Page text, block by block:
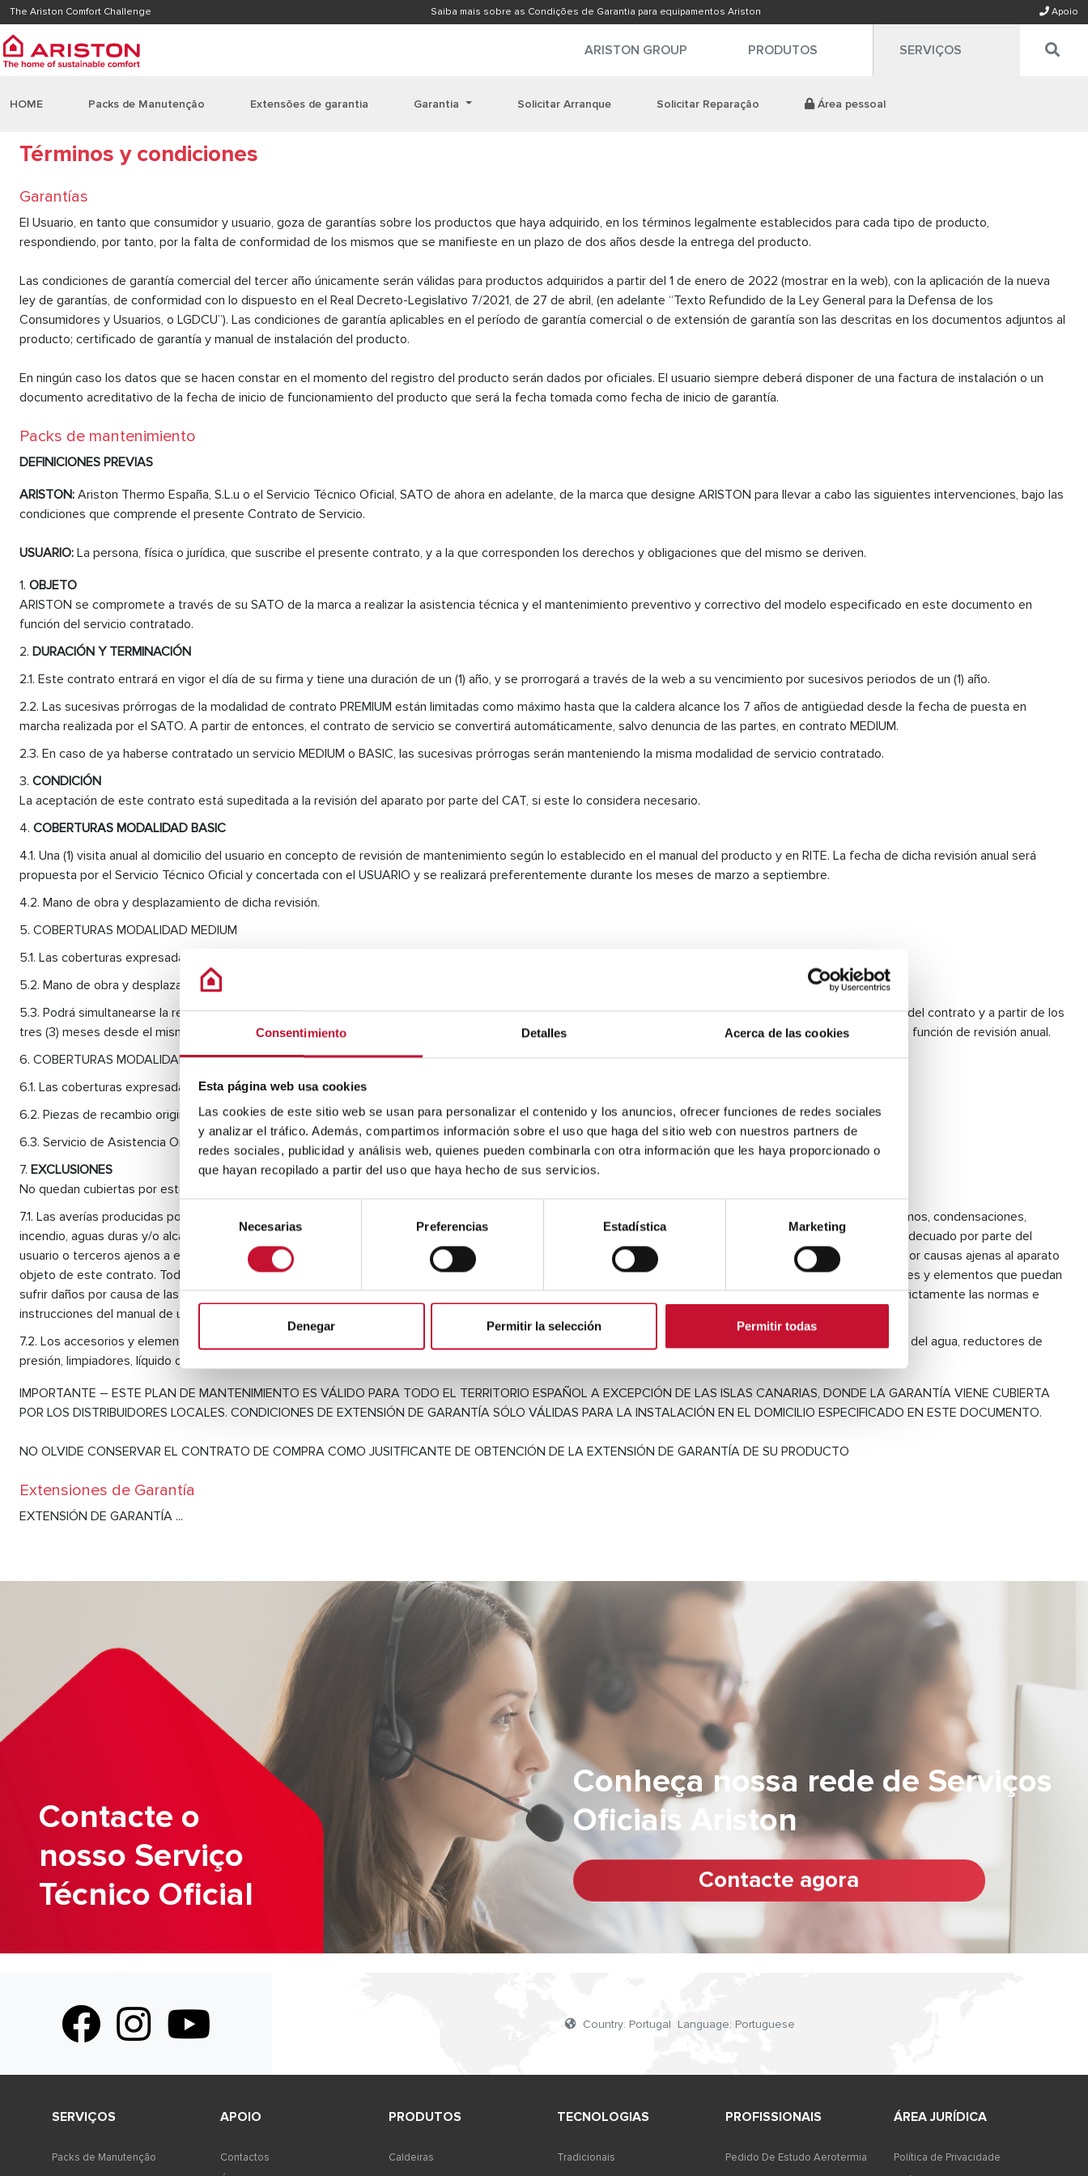
Consentimiento Detalles Acerca de las cookies
Esta página web usa cookies
Las cookies de este sitio web se usan para personalizar el contenido y los anuncios, ofrecer funciones de redes sociales
y analizar el tráfico. Además, compartimos información sobre el uso que haga del sitio web con nuestros partners de
redes sociales, publicidad y análisis web, quienes pueden combinarla con otra información que les haya proporcionado o
que hayan recopilado a partir del uso que haya hecho de sus servicios.
consentimiento
Necesarias Preferencias Estadística Marketing
Denegar Permitir la selección Permitir todas
The Ariston Comfort Challenge Saiba mais sobre as Condições de Garantia para equipamentos Ariston Apoio
ARISTON GROUP PRODUTOS SERVIÇOS
HOME Packs de Manutenção Extensões de garantia Garantia Solicitar Arranque Solicitar Reparação Área pessoal
Términos y condiciones
Garantías
El Usuario, en tanto que consumidor y usuario, goza de garantías sobre los productos que haya adquirido, en los términos legalmente establecidos para cada tipo de producto,
respondiendo, por tanto, por la falta de conformidad de los mismos que se manifieste en un plazo de dos años desde la entrega del producto.
Las condiciones de garantía comercial del tercer año únicamente serán válidas para productos adquiridos a partir del 1 de enero de 2022 (mostrar en la web), con la aplicación de la nueva
ley de garantías, de conformidad con lo dispuesto en el Real Decreto-Legislativo 7/2021, de 27 de abril, (en adelante “Texto Refundido de la Ley General para la Defensa de los
Consumidores y Usuarios, o LGDCU”). Las condiciones de garantía aplicables en el período de garantía comercial o de extensión de garantía son las descritas en los documentos adjuntos al
producto; certificado de garantía y manual de instalación del producto.
En ningún caso los datos que se hacen constar en el momento del registro del producto serán dados por oficiales. El usuario siempre deberá disponer de una factura de instalación o un
documento acreditativo de la fecha de inicio de funcionamiento del producto que será la fecha tomada como fecha de inicio de garantía.
Packs de mantenimiento
DEFINICIONES PREVIAS
ARISTON: Ariston Thermo España, S.L.u o el Servicio Técnico Oficial, SATO de ahora en adelante, de la marca que designe ARISTON para llevar a cabo las siguientes intervenciones, bajo las
condiciones que comprende el presente Contrato de Servicio.
USUARIO: La persona, física o jurídica, que suscribe el presente contrato, y a la que corresponden los derechos y obligaciones que del mismo se deriven.
OBJETO
ARISTON se compromete a través de su SATO de la marca a realizar la asistencia técnica y el mantenimiento preventivo y correctivo del modelo especificado en este documento en
función del servicio contratado.
DURACIÓN Y TERMINACIÓN
Este contrato entrará en vigor el día de su firma y tiene una duración de un (1) año, y se prorrogará a través de la web a su vencimiento por sucesivos periodos de un (1) año.
Las sucesivas prórrogas de la modalidad de contrato PREMIUM están limitadas como máximo hasta que la caldera alcance los 7 años de antigüedad desde la fecha de puesta en
marcha realizada por el SATO. A partir de entonces, el contrato de servicio se convertirá automáticamente, salvo denuncia de las partes, en contrato MEDIUM.
En caso de ya haberse contratado un servicio MEDIUM o BASIC, las sucesivas prórrogas serán manteniendo la misma modalidad de servicio contratado.
CONDICIÓN
La aceptación de este contrato está supeditada a la revisión del aparato por parte del CAT, si este lo considera necesario.
COBERTURAS MODALIDAD BASIC
Una (1) visita anual al domicilio del usuario en concepto de revisión de mantenimiento según lo establecido en el manual del producto y en RITE. La fecha de dicha revisión anual será
propuesta por el Servicio Técnico Oficial y concertada con el USUARIO y se realizará preferentemente durante los meses de marzo a septiembre.
Mano de obra y desplazamiento de dicha revisión.
COBERTURAS MODALIDAD MEDIUM
Las coberturas expresadas en el punto 4.
Mano de obra y desplazamiento de las averías.
Podrá simultanearse la revisión anual con cualquier trabajo de reparación de averías, siempre que surja en los tres (3) meses anteriores al vencimiento anual del contrato y a partir de los
tres (3) meses desde el mismo. Se establece dicho marco temporal para favorecer que las revisiones estén suficientemente distanciadas como para cumplir su función de revisión anual.
COBERTURAS MODALIDAD PREMIUM
Las coberturas expresadas en el punto 5.
Piezas de recambio originales incluidas.
Servicio de Asistencia Online y gestión en remoto a través del SATO mediante la conectividad de su producto.
EXCLUSIONES
No quedan cubiertas por este contrato y, por tanto, quedan excluidas:
Las averías producidas por las siguientes causas: Cualquier supuesto de fuerza mayor, por ejemplo; inundación, congelación, entrada de aguas, revoco de humos, condensaciones,
incendio, aguas duras y/o alcalinas o análogas, descargas eléctricas y/o alteraciones en el suministro eléctrico, de agua o de combustible. Negligencias o uso inadecuado por parte del
usuario o terceros ajenos a este contrato. Corrosión o rotura de todo material no suministrado con el aparato (radiadores, instalación, etc.). Averías producidas por causas ajenas al aparato
objeto de este contrato. Todo uso o instalación inadecuada o deficiente. Se excluyen trabajos puntuales de descalcificación del aparato y todos los componentes y elementos que puedan
sufrir daños por causa de las aguas duras, corrosivas o con contenidos de impurezas. Fallos que puedan derivarse directa o indirectamente de no cumplirse estrictamente las normas e
instrucciones del manual de usuario proporcionado por el fabricante, el CAT o cualquiera de sus técnicos de servicio.
Los accesorios y elementos tales como ánodos de magnesio, cápsulas de llenado (CO2 o N2), pilas, materiales consumibles, aceites, grasas, reductores PH del agua, reductores de
presión, limpiadores, líquido descalcificador, dispositivos magnéticos de tratamiento del agua, etc. ...
IMPORTANTE – ESTE PLAN DE MANTENIMIENTO ES VÁLIDO PARA TODO EL TERRITORIO ESPAÑOL A EXCEPCIÓN DE LAS ISLAS CANARIAS, DONDE LA GARANTÍA VIENE CUBIERTA
POR LOS DISTRIBUIDORES LOCALES. CONDICIONES DE EXTENSIÓN DE GARANTÍA SÓLO VÁLIDAS PARA LA INSTALACIÓN EN EL DOMICILIO ESPECIFICADO EN ESTE DOCUMENTO.
NO OLVIDE CONSERVAR EL CONTRATO DE COMPRA COMO JUSITFICANTE DE OBTENCIÓN DE LA EXTENSIÓN DE GARANTÍA DE SU PRODUCTO
Extensiones de Garantía
EXTENSIÓN DE GARANTÍA ...
Contacte o
nosso Serviço
Técnico Oficial
Conheça nossa rede de Serviços
Oficiais Ariston
Contacte agora
Facebook Ariston Portugal
Instagram Ariston Portugal
Country: Portugal Language: Portuguese
SERVIÇOS
Packs de Manutenção
APOIO
Contactos
PRODUTOS
Caldeiras
TECNOLOGIAS
Tradicionais
PROFISSIONAIS
Pedido De Estudo Aerotermia
ÁREA JURÍDICA
Política de Privacidade